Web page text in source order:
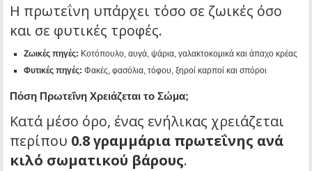
Η πρωτεΐνη υπάρχει τόσο σε ζωικές όσο
και σε φυτικές τροφές.
Ζωικές πηγές: Κοτόπουλο, αυγά, ψάρια, γαλακτοκομικά και άπαχο κρέας
Φυτικές πηγές: Φακές, φασόλια, τόφου, ξηροί καρποί και σπόροι
Πόση Πρωτεΐνη Χρειάζεται το Σώμα;
Κατά μέσο όρο, ένας ενήλικας χρειάζεται
περίπου 0.8 γραμμάρια πρωτεΐνης ανά
κιλό σωματικού βάρους.